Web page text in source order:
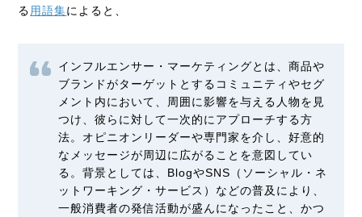
る 用語集によると、
インフルエンサー・マーケティングとは、商品や
ブランドがターゲット とするコミュニティやセグ
メント 内において、周囲に影響を与える人物を見
つけ、彼らに対して一次的にアプローチする方
法。オピニオンリーダーや専門家を介し、好意的
なメッセージが周辺に広がることを意図してい
る。背景としては、BlogやSNS（ソーシャル・ネ
ットワーキング・サービス）などの普及により、
一般消費者の発信活動が盛んになったこと、かつ